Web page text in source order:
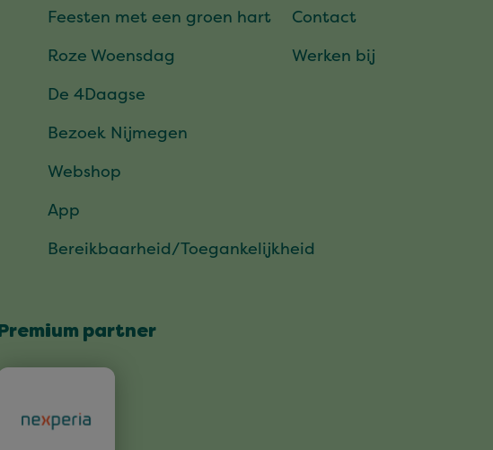
Feesten met een groen hart
Roze Woensdag
De 4Daagse
Bezoek Nijmegen
Webshop
App
Bereikbaarheid/Toegankelijkheid
Contact
Werken bij
Premium partner